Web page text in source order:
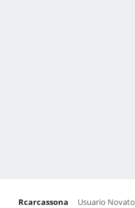
Rcarcassona Usuario Novato